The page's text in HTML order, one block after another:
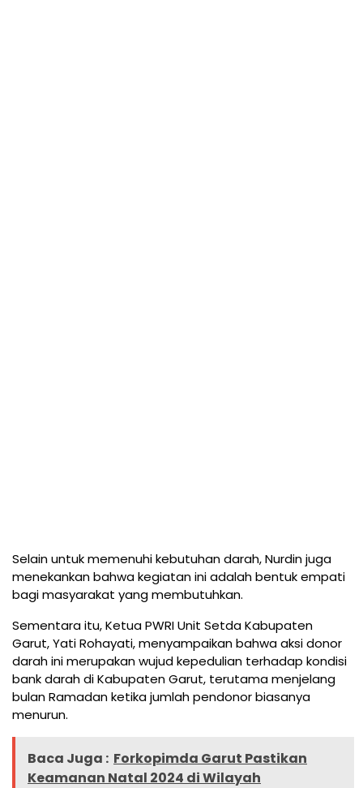
Selain untuk memenuhi kebutuhan darah, Nurdin juga
menekankan bahwa kegiatan ini adalah bentuk empati
bagi masyarakat yang membutuhkan.
Sementara itu, Ketua PWRI Unit Setda Kabupaten
Garut, Yati Rohayati, menyampaikan bahwa aksi donor
darah ini merupakan wujud kepedulian terhadap kondisi
bank darah di Kabupaten Garut, terutama menjelang
bulan Ramadan ketika jumlah pendonor biasanya
menurun.
Baca Juga : Forkopimda Garut Pastikan
Keamanan Natal 2024 di Wilayah